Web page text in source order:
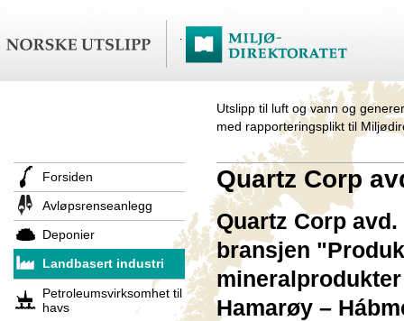
Utslipp til luft og vann og
med rapporteringsplikt til
Forsiden
Avløpsrenseanlegg
Deponier
Landbasert industri
Petroleumsvirksomhet til
havs
Quartz Corp
Quartz Corp
bransjen
Hamarøy –